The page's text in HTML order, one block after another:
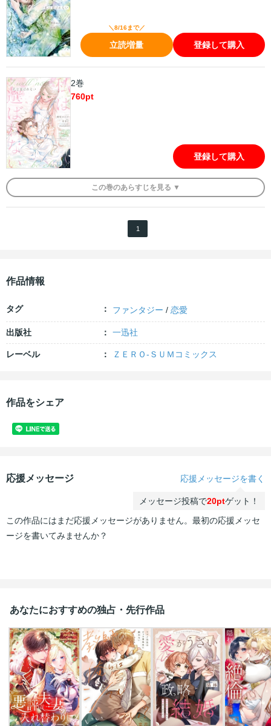
＼8/16まで／
立読増量 登録して購入
2巻
760pt
登録して購入
この巻のあらすじを 見る ▼
1
作品情報
タグ ファンタジー /恋愛
出版社 一迅社
レーベル ＺＥＲＯ-ＳＵＭコミックス
作品をシェア
応援メッセージ 応援メッセージを書く
メッセージ投稿で20ptゲット！
この作品にはまだ応援メッセージがありません。最初の応援メッセ
ージを書いてみませんか？
あなたにおすすめの独占・先行作品